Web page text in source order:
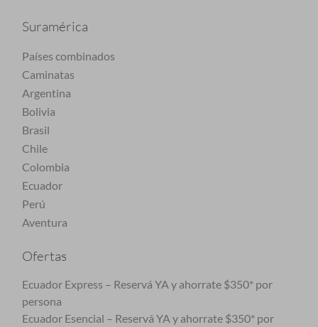
Suramérica
Países combinados
Caminatas
Argentina
Bolivia
Brasil
Chile
Colombia
Ecuador
Perú
Aventura
Ofertas
Ecuador Express – Reservá YA y ahorrate $350* por
persona
Ecuador Esencial – Reservá YA y ahorrate $350* por